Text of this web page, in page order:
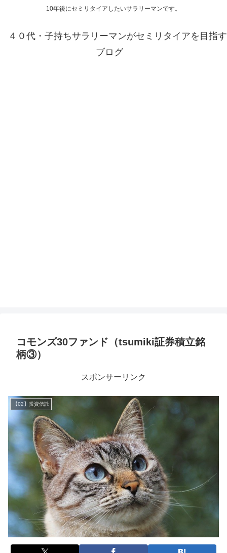
10年後にセミリタイアしたいサラリーマンです。
４０代・子持ちサラリーマンがセミリタイアを目指す
ブログ
コモンズ30ファンド（tsumiki証券積立銘
柄③）
スポンサーリンク
【02】投資信託